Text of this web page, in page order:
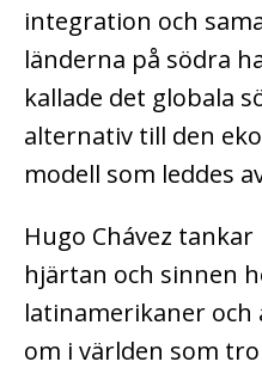
integration och
länderna på södra
kallade det globala
alternativ till den
modell som leddes
Hugo Chávez
hjärtan och sinnen
latinamerikaner
om i världen som